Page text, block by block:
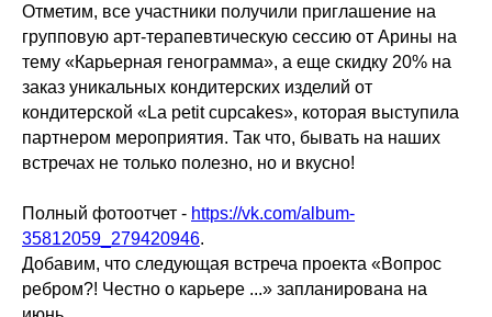
Отметим, все участники получили приглашение на
групповую арт-терапевтическую сессию от Арины на
тему «Карьерная генограмма», а еще скидку 20% на
заказ уникальных кондитерских изделий от
кондитерской «La petit cupcakes», которая выступила
партнером мероприятия. Так что, бывать на наших
встречах не только полезно, но и вкусно!
Полный фотоотчет - https://vk.com/album-
35812059_279420946.
Добавим, что следующая встреча проекта «Вопрос
ребром?! Честно о карьере ...» запланирована на